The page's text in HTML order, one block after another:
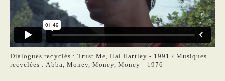
Dialogues recyclés : Trust Me, Hal Hartley - 1991 / Musiques
recyclées : Abba, Money, Money, Money - 1976